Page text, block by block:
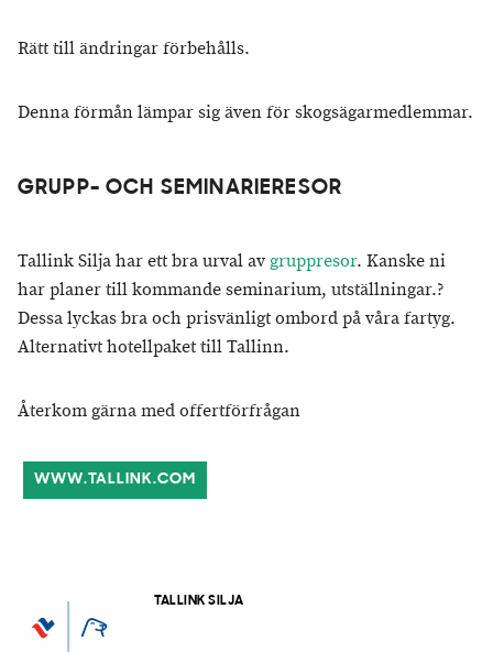
Rätt till ändringar förbehålls.
Denna förmån lämpar sig även för skogsägarmedlemmar.
​GRUPP- OCH SEMINARIERESOR
Tallink Silja har ett bra urval avgruppresor. Kanske ni
har planer till kommande seminarium, utställningar.?
Dessa lyckas bra och prisvänligt ombord på våra fartyg.
Alternativt hotellpaket till Tallinn.
Återkom gärna med offertförfrågan
WWW.TALLINK.COM
TALLINK SILJA